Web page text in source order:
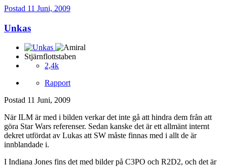
Postad 11 Juni, 2009
Unkas
Stjärnflottstaben
2,4k
Rapport
Postad 11 Juni, 2009
När ILM är med i bilden verkar det inte gå att hindra dem från att
göra Star Wars referenser. Sedan kanske det är ett allmänt internt
dekret utfördat av Lukas att SW måste finnas med i allt de är
innblandade i.
I Indiana Jones fins det med bilder på C3PO och R2D2, och det är